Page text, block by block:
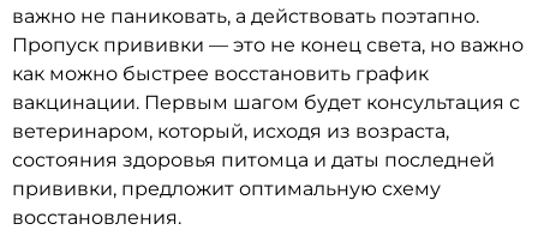
важно не паниковать, а действовать поэтапно.
Пропуск прививки — это не конец света, но важно
как можно быстрее восстановить график
вакцинации. Первым шагом будет консультация с
ветеринаром, который, исходя из возраста,
состояния здоровья питомца и даты последней
прививки, предложит оптимальную схему
восстановления.